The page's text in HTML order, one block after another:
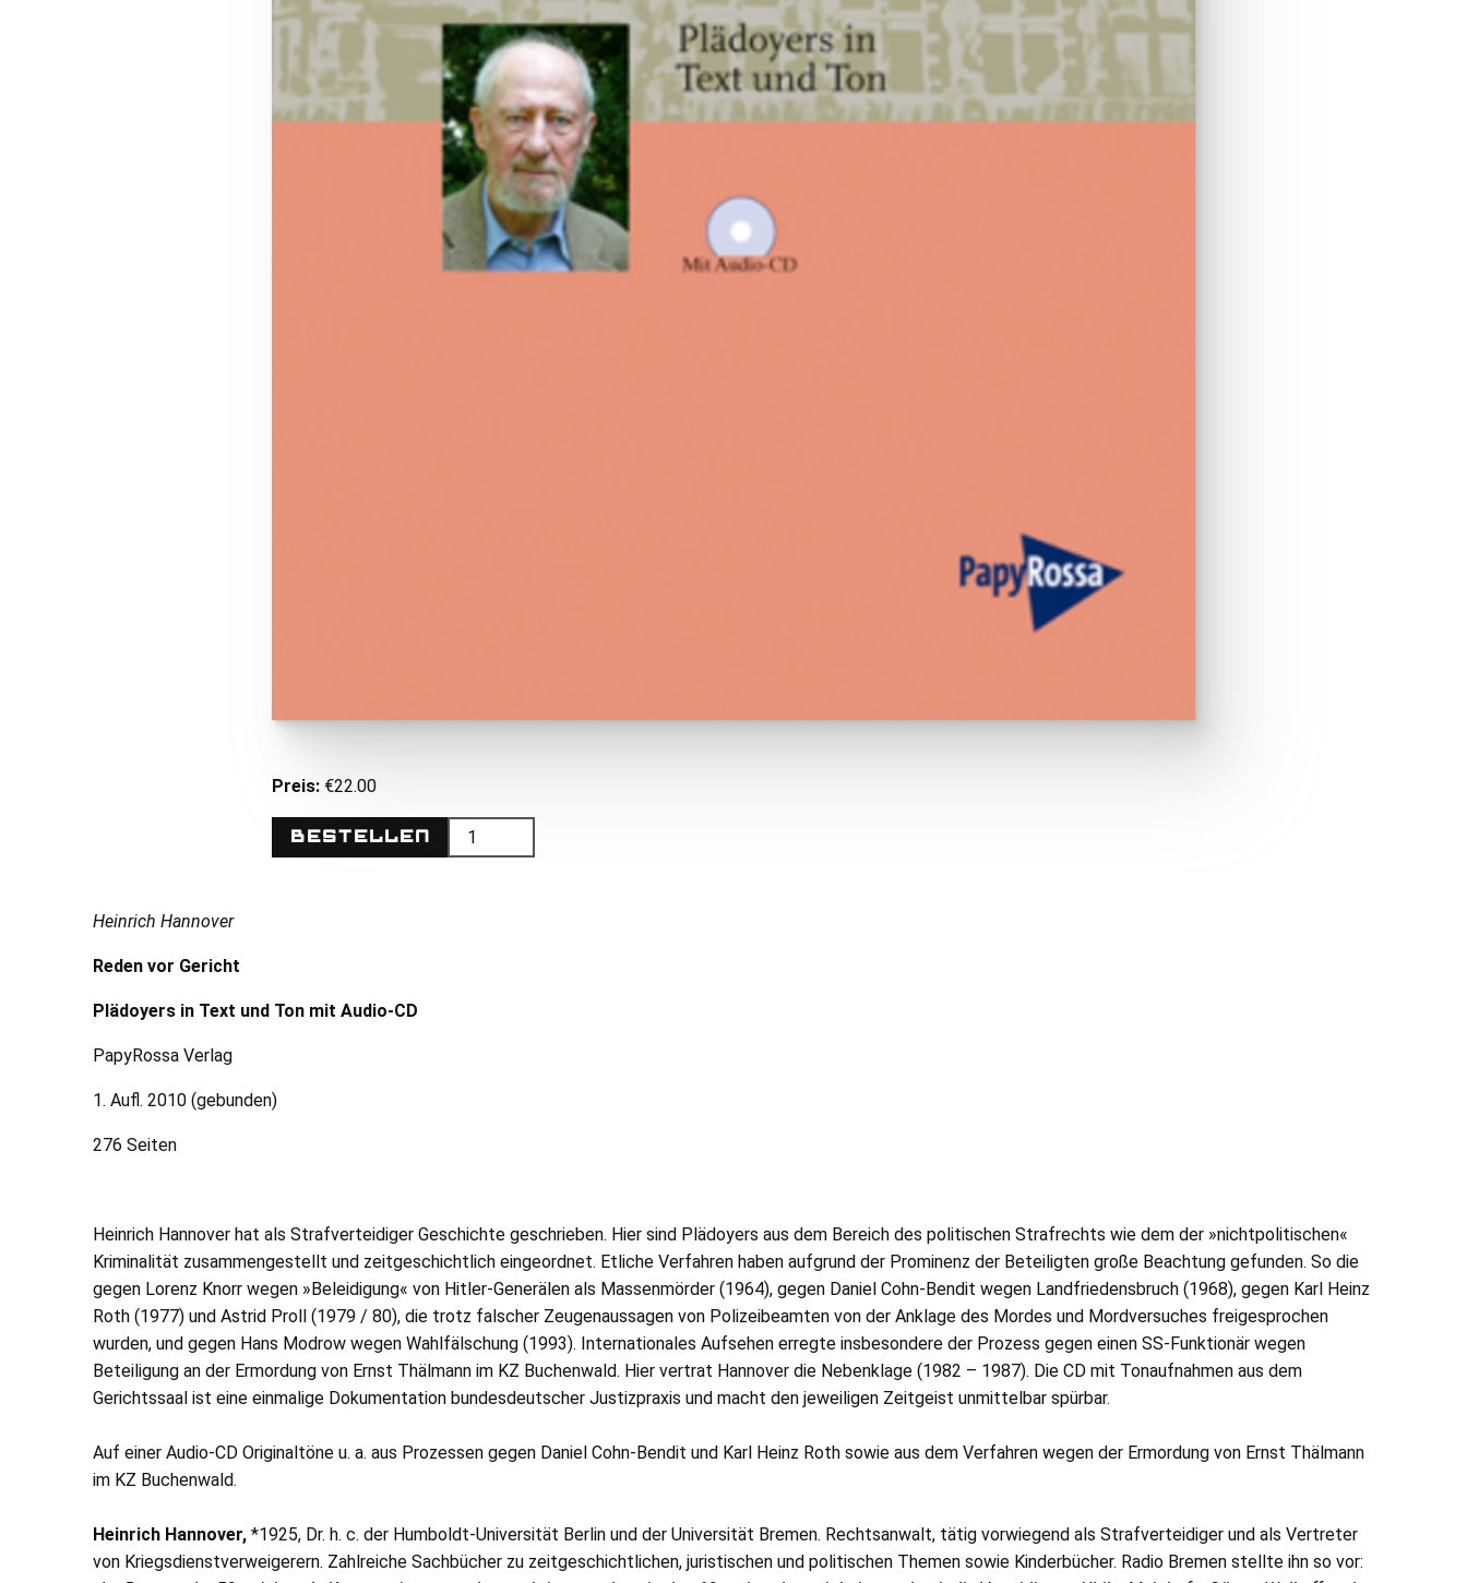
Preis: €22.00
Bestellen
Heinrich Hannover
Reden vor Gericht
Plädoyers in Text und Ton mit Audio-CD
PapyRossa Verlag
1. Aufl. 2010 (gebunden)
276 Seiten
Heinrich Hannover hat als Strafverteidiger Geschichte geschrieben. Hier sind Plädoyers aus dem Bereich des politischen Strafrechts wie dem der »nichtpolitischen«
Kriminalität zusammengestellt und zeitgeschichtlich eingeordnet. Etliche Verfahren haben aufgrund der Prominenz der Beteiligten große Beachtung gefunden. So die
gegen Lorenz Knorr wegen »Beleidigung« von Hitler-Generälen als Massenmörder (1964), gegen Daniel Cohn-Bendit wegen Landfriedensbruch (1968), gegen Karl Heinz
Roth (1977) und Astrid Proll (1979 / 80), die trotz falscher Zeugenaussagen von Polizeibeamten von der Anklage des Mordes und Mordversuches freigesprochen
wurden, und gegen Hans Modrow wegen Wahlfälschung (1993). Internationales Aufsehen erregte insbesondere der Prozess gegen einen SS-Funktionär wegen
Beteiligung an der Ermordung von Ernst Thälmann im KZ Buchenwald. Hier vertrat Hannover die Nebenklage (1982 – 1987). Die CDmit Tonaufnahmen aus dem
Gerichtssaal ist eine einmalige Dokumentation bundesdeutscher Justizpraxis und macht den jeweiligen Zeitgeist unmittelbar spürbar.
Auf einer Audio-CDOriginaltöne u. a. aus Prozessen gegen Daniel Cohn-Bendit und Karl Heinz Roth sowie aus dem Verfahren wegen der Ermordung von Ernst Thälmann
im KZ Buchenwald.
Heinrich Hannover, *1925, Dr. h. c. der Humboldt-Universität Berlin und der Universität Bremen. Rechtsanwalt, tätig vorwiegend als Strafverteidiger und als Vertreter
von Kriegsdienstverweigerern. Zahlreiche Sachbücher zu zeitgeschichtlichen, juristischen und politischen Themen sowie Kinderbücher. Radio Bremen stellte ihn so vor: